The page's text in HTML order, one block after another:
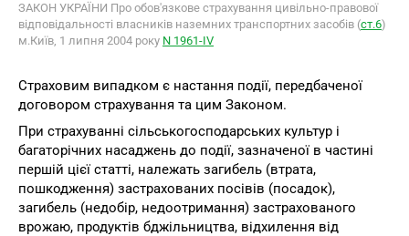
ЗАКОН УКРАЇНИ Про обов'язкове страхування цивільно-правової
відповідальності власників наземних транспортних засобів (ст.6)
м.Київ, 1 липня 2004 року N 1961-ІV
Страховим випадком є настання події, передбаченої
договором страхування та цим Законом.
При страхуванні сільськогосподарських культур і
багаторічних насаджень до події, зазначеної в частині
першій цієї статті, належать загибель (втрата,
пошкодження) застрахованих посівів (посадок),
загибель (недобір, недоотримання) застрахованого
врожаю, продуктів бджільництва, відхилення від